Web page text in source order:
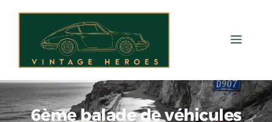
Menu
6ème balade de véhicules